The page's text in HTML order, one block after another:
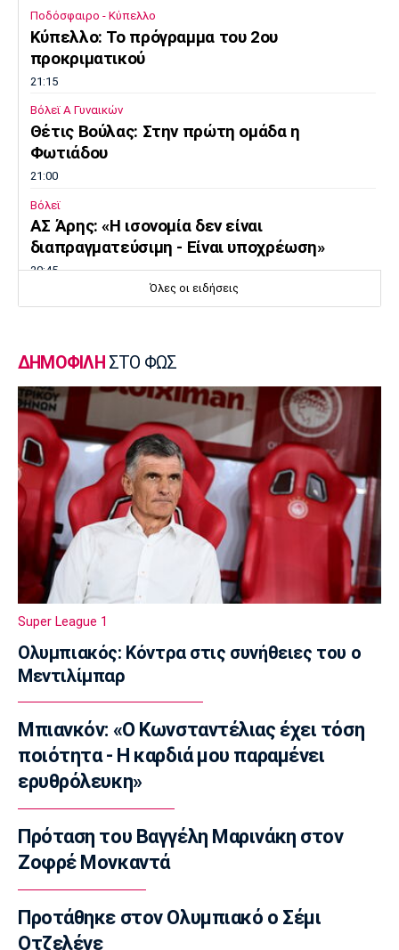
Ποδόσφαιρο - Κύπελλο
Κύπελλο: Το πρόγραμμα του 2ου
προκριματικού
21:15
Βόλεϊ Α Γυναικών
Θέτις Βούλας: Στην πρώτη ομάδα η
Φωτιάδου
21:00
Βόλεϊ
ΑΣ Άρης: «Η ισονομία δεν είναι
διαπραγματεύσιμη - Είναι υποχρέωση»
20:45
Μπάσκετ Ελλάδα
Σ.Ε.Φ.: Παρουσίαση της νέας του μορφής
στη... Δ.Ε.Θ
20:15
Super League 1
«Όχι του Θεμπάγιος σε σούπερ πρόταση
ελληνικής ομάδας!»
20:00
Εθνικές Μπάσκετ
Καβελίδη: «Η Εθνική Νεανίδων είναι
οικογένεια, να απολαύσουμε τη στιγμή»
(pics)
19:45
Εθνικές Μπάσκετ
Σκαλωμένος: «Θέλουμε ένα γεμάτο γήπεδο
να μας στηρίξει»
19:30
Μπάσκετ Ελλάδα
Παραμένει στο Περιστέρι ο Ιτούνας
Μπάσκετ Ελλάδα
Στουρνάρας: «Αρχικός στόχος της Ασπίδας η
είσοδος στα play-offs»
19:00
Super League 1
Όλες οι ειδήσεις
ΔΗΜΟΦΙΛΗ ΣΤΟ ΦΩΣ
Super League 1
Ολυμπιακός: Κόντρα στις συνήθειες του ο
Μεντιλίμπαρ
Μπιανκόν: «Ο Κωνσταντέλιας έχει τόση
ποιότητα - Η καρδιά μου παραμένει
ερυθρόλευκη»
Πρόταση του Βαγγέλη Μαρινάκη στον
Ζοφρέ Μονκαντά
Προτάθηκε στον Ολυμπιακό ο Σέμι
Οτζελέγε